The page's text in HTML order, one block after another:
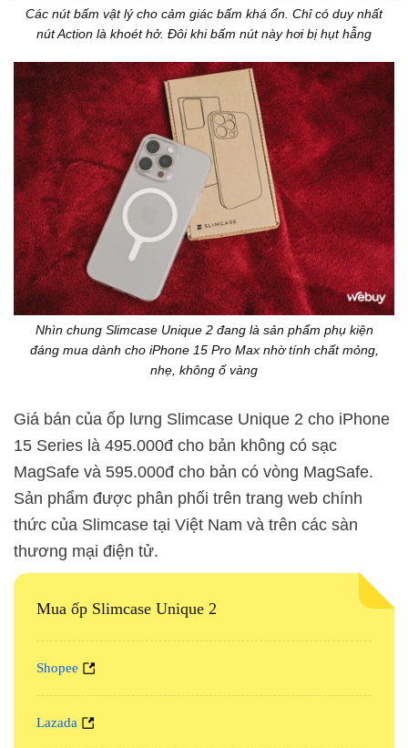
Các nút bấm vật lý cho cảm giác bấm khá ổn. Chỉ có duy nhất
nút Action là khoét hở. Đôi khi bấm nút này hơi bị hụt hẫng
Nhìn chung Slimcase Unique 2 đang là sản phẩm phụ kiện
đáng mua dành cho iPhone 15 Pro Max nhờ tính chất mỏng,
nhẹ, không ố vàng
Giá bán của ốp lưng Slimcase Unique 2 cho iPhone
15 Series là 495.000đ cho bản không có sạc
MagSafe và 595.000đ cho bản có vòng MagSafe.
Sản phẩm được phân phối trên trang web chính
thức của Slimcase tại Việt Nam và trên các sàn
thương mại điện tử.
Mua ốp Slimcase Unique 2
Shopee
Lazada